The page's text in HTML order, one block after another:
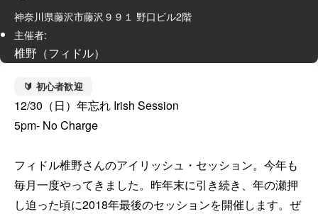
神奈川県藤沢市藤沢９９１ 野口ビル2階
主催者:
椎野（フィドル）
🔰 初心者歓迎
12/30（日）年忘れ Irish Session
5pm- No Charge
フィドル椎野さんのアイリッシュ・セッション。今年も
毎月一度やってきました。昨年末に引き続き、年の瀬押
し迫った頃に2018年最後のセッションを開催します。ぜ